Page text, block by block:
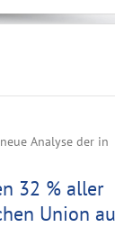
Analyse der in
32 % aller
Union